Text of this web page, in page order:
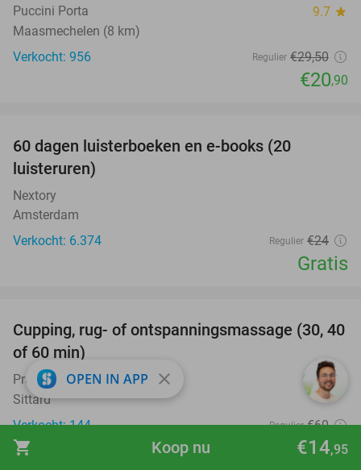
shopping_cart €14,95
Koop nu
Puccini Porta 9.7 star
Maasmechelen (8 km)
Verkocht: 956
Regulier €29,50
€20,90
60 dagen luisterboeken en e-books (20
luisteruren)
Nextory
Amsterdam
Verkocht: 6.374
Regulier €24
Gratis
60%
Cupping, rug- of ontspanningsmassage (30, 40
of 60 min)
Praktijk You Sound 10.0star
Sittard
Verkocht: 144
Regulier €60
€24
OPEN IN APP close